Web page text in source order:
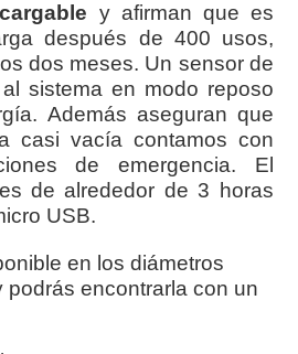
y afirman que es
después de 400 usos,
dos meses. Un sensor de
sistema en modo reposo
Además aseguran que
casi vacía contamos con
de emergencia. El
de alrededor de 3 horas
USB.
en los diámetros
podrás encontrarla con un